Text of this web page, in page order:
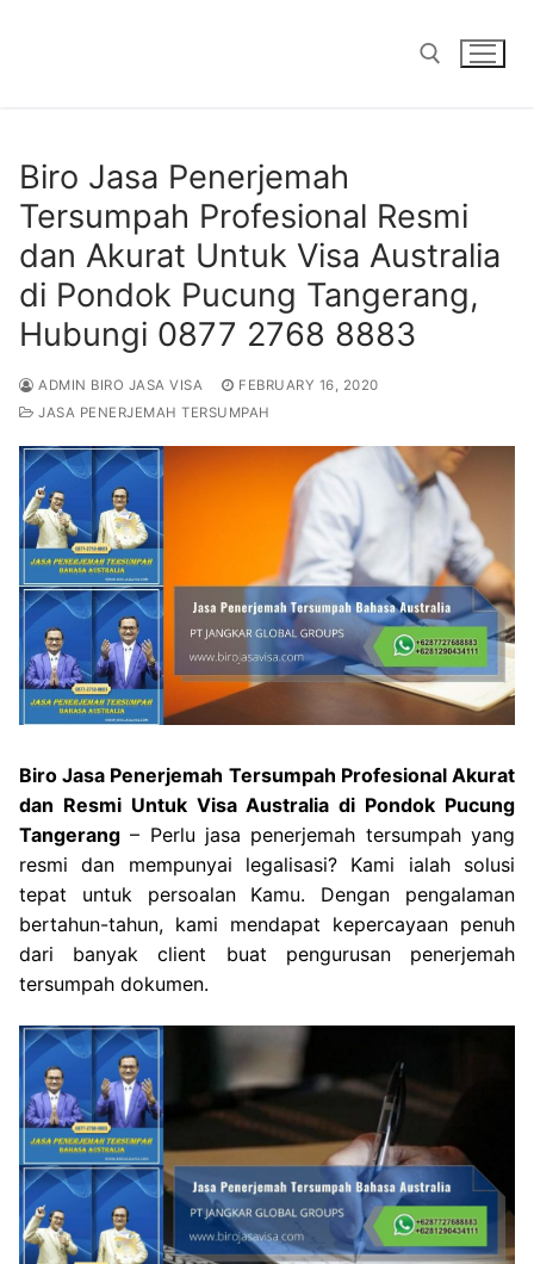
Biro Jasa Penerjemah
Tersumpah Profesional Resmi
dan Akurat Untuk Visa Australia
di Pondok Pucung Tangerang,
Hubungi 0877 2768 8883
ADMIN BIRO JASA VISA
FEBRUARY 16, 2020
JASA PENERJEMAH TERSUMPAH
Biro Jasa Penerjemah Tersumpah Profesional Akurat
dan Resmi Untuk Visa Australia di Pondok Pucung
Tangerang – Perlu jasa penerjemah tersumpah yang
resmi dan mempunyai legalisasi? Kami ialah solusi
tepat untuk persoalan Kamu. Dengan pengalaman
bertahun-tahun, kami mendapat kepercayaan penuh
dari banyak client buat pengurusan penerjemah
tersumpah dokumen.